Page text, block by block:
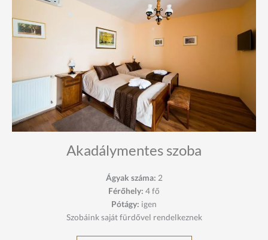
Akadálymentes szoba
Ágyak száma: 2
Férőhely: 4 fő
Pótágy: igen
Szobáink saját fürdővel rendelkeznek